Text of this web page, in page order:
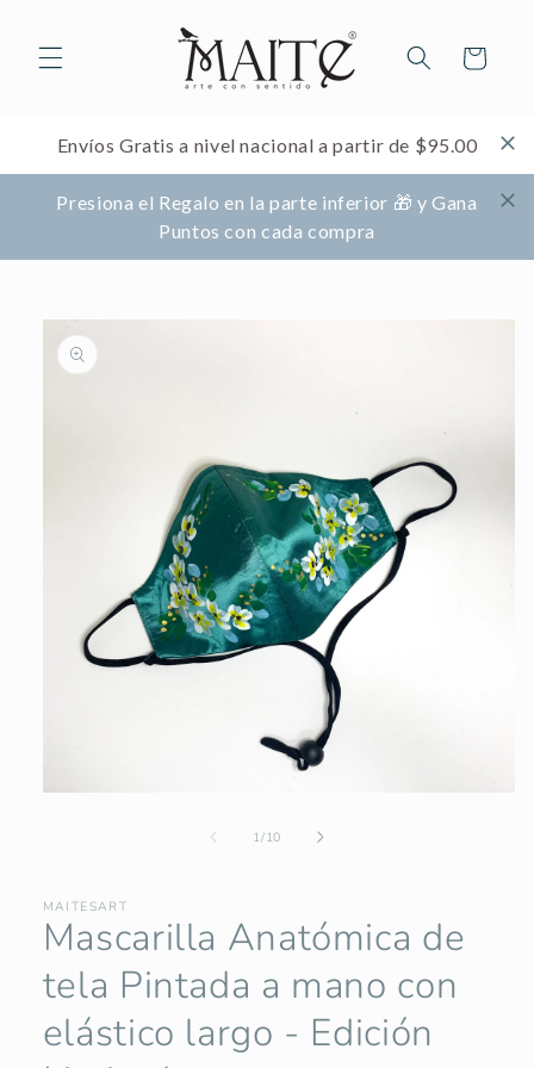
al contenido
Carrito
Envíos Gratis a nivel nacional a partir de $95.00
Presiona el Regalo en la parte inferior 🎁 y Gana
Puntos con cada compra
directamente
información
ventana
modal
1/ de
10
MAITESART
Mascarilla Anatómica de
tela Pintada a mano con
elástico largo - Edición